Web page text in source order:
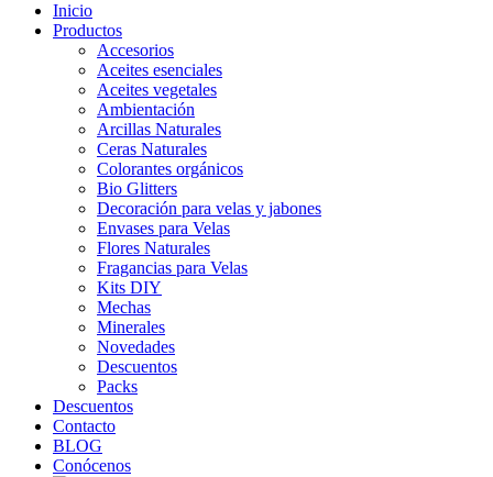
Inicio
Productos
Accesorios
Aceites esenciales
Aceites vegetales
Ambientación
Arcillas Naturales
Ceras Naturales
Colorantes orgánicos
Bio Glitters
Decoración para velas y jabones
Envases para Velas
Flores Naturales
Fragancias para Velas
Kits DIY
Mechas
Minerales
Novedades
Descuentos
Packs
Descuentos
Contacto
BLOG
Conócenos